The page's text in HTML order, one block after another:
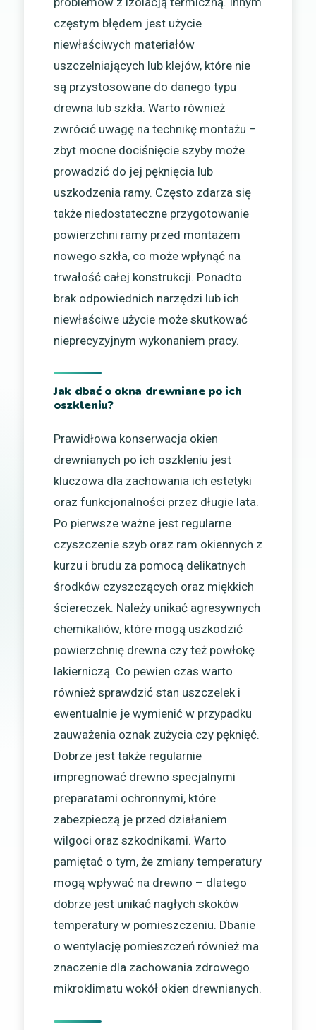
częstym błędem jest użycie
niewłaściwych materiałów
uszczelniających lub klejów, które nie
są przystosowane do danego typu
drewna lub szkła. Warto również
zwrócić uwagę na technikę montażu –
zbyt mocne dociśnięcie szyby może
prowadzić do jej pęknięcia lub
uszkodzenia ramy. Często zdarza się
także niedostateczne przygotowanie
powierzchni ramy przed montażem
nowego szkła, co może wpłynąć na
trwałość całej konstrukcji. Ponadto
brak odpowiednich narzędzi lub ich
niewłaściwe użycie może skutkować
nieprecyzyjnym wykonaniem pracy.
Jak dbać o okna drewniane po ich
oszkleniu?
Prawidłowa konserwacja okien
drewnianych po ich oszkleniu jest
kluczowa dla zachowania ich estetyki
oraz funkcjonalności przez długie lata.
Po pierwsze ważne jest regularne
czyszczenie szyb oraz ram okiennych z
kurzu i brudu za pomocą delikatnych
środków czyszczących oraz miękkich
ściereczek. Należy unikać agresywnych
chemikaliów, które mogą uszkodzić
powierzchnię drewna czy też powłokę
lakierniczą. Co pewien czas warto
również sprawdzić stan uszczelek i
ewentualnie je wymienić w przypadku
zauważenia oznak zużycia czy pęknięć.
Dobrze jest także regularnie
impregnować drewno specjalnymi
preparatami ochronnymi, które
zabezpieczą je przed działaniem
wilgoci oraz szkodnikami. Warto
pamiętać o tym, że zmiany temperatury
mogą wpływać na drewno – dlatego
dobrze jest unikać nagłych skoków
temperatury w pomieszczeniu. Dbanie
o wentylację pomieszczeń również ma
znaczenie dla zachowania zdrowego
mikroklimatu wokół okien drewnianych.